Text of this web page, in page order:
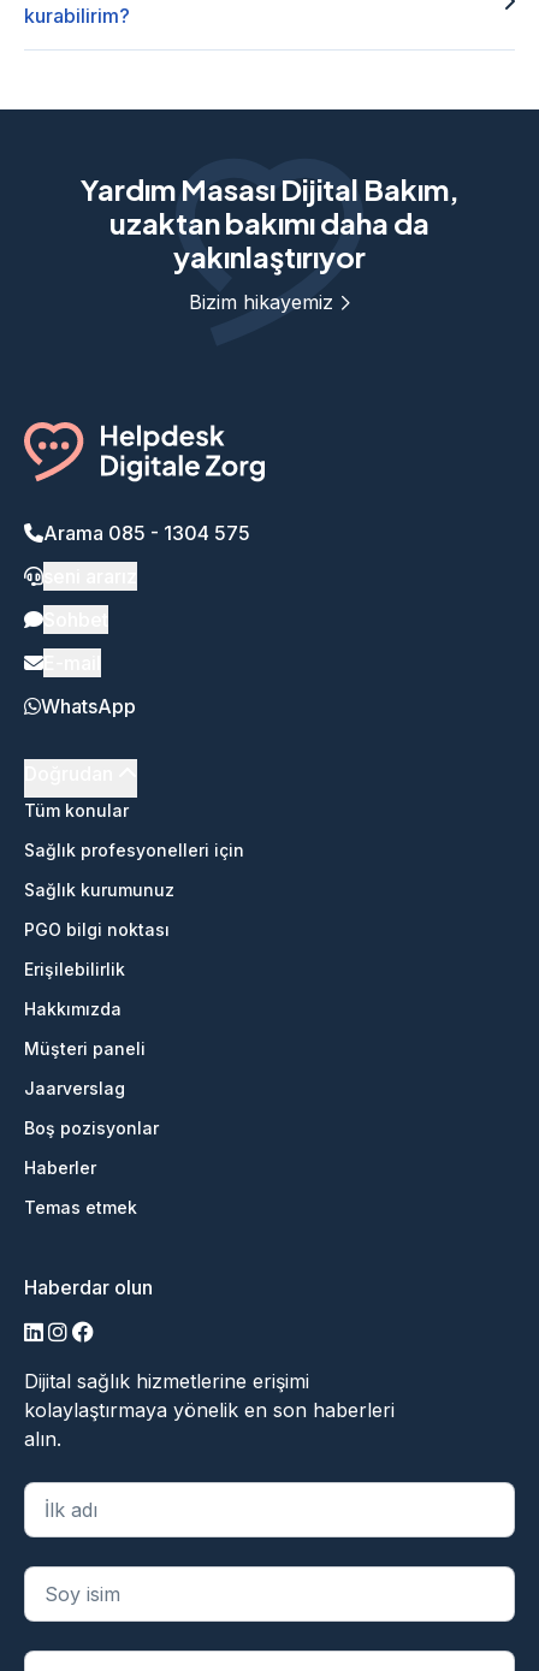
kurabilirim?
Yardım Masası Dijital Bakım,
uzaktan bakımı daha da
yakınlaştırıyor
Bizim hikayemiz
Arama 085 - 1304 575
WhatsApp
Tüm konular
Sağlık profesyonelleri için
Sağlık kurumunuz
PGO bilgi noktası
Erişilebilirlik
Hakkımızda
Müşteri paneli
Jaarverslag
Boş pozisyonlar
Haberler
Temas etmek
Haberdar olun
LinkedIn
Instagram
Facebook
Dijital sağlık hizmetlerine erişimi
kolaylaştırmaya yönelik en son haberleri
alın.
"*" zorunlu alanları belirtir